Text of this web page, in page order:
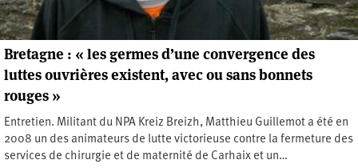
Bretagne : « les germes d’une convergence des
luttes ouvrières existent, avec ou sans bonnets
rouges »
Entretien. Militant du NPA Kreiz Breizh, Matthieu Guillemot a été en
2008 un des animateurs de lutte victorieuse contre la fermeture des
services de chirurgie et de maternité de Carhaix et un…